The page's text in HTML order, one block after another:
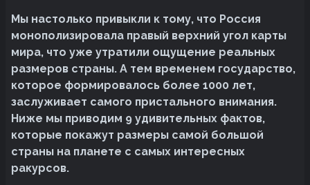
Мы настолько привыкли к тому, что Россия
монополизировала правый верхний угол карты
мира, что уже утратили ощущение реальных
размеров страны. А тем временем государство,
которое формировалось более 1000 лет,
заслуживает самого пристального внимания.
Ниже мы приводим 9 удивительных фактов,
которые покажут размеры самой большой
страны на планете с самых интересных
ракурсов.